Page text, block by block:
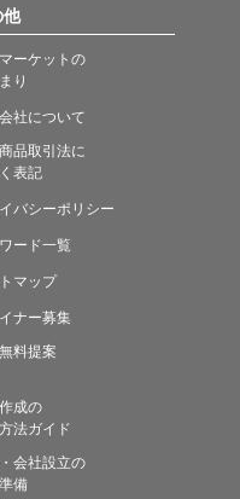
ーケットの
り
社について
品取引法に
表記
バシーポリシー
ード一覧
マップ
ナー募集
料提案
成の
法ガイド
会社設立の
備